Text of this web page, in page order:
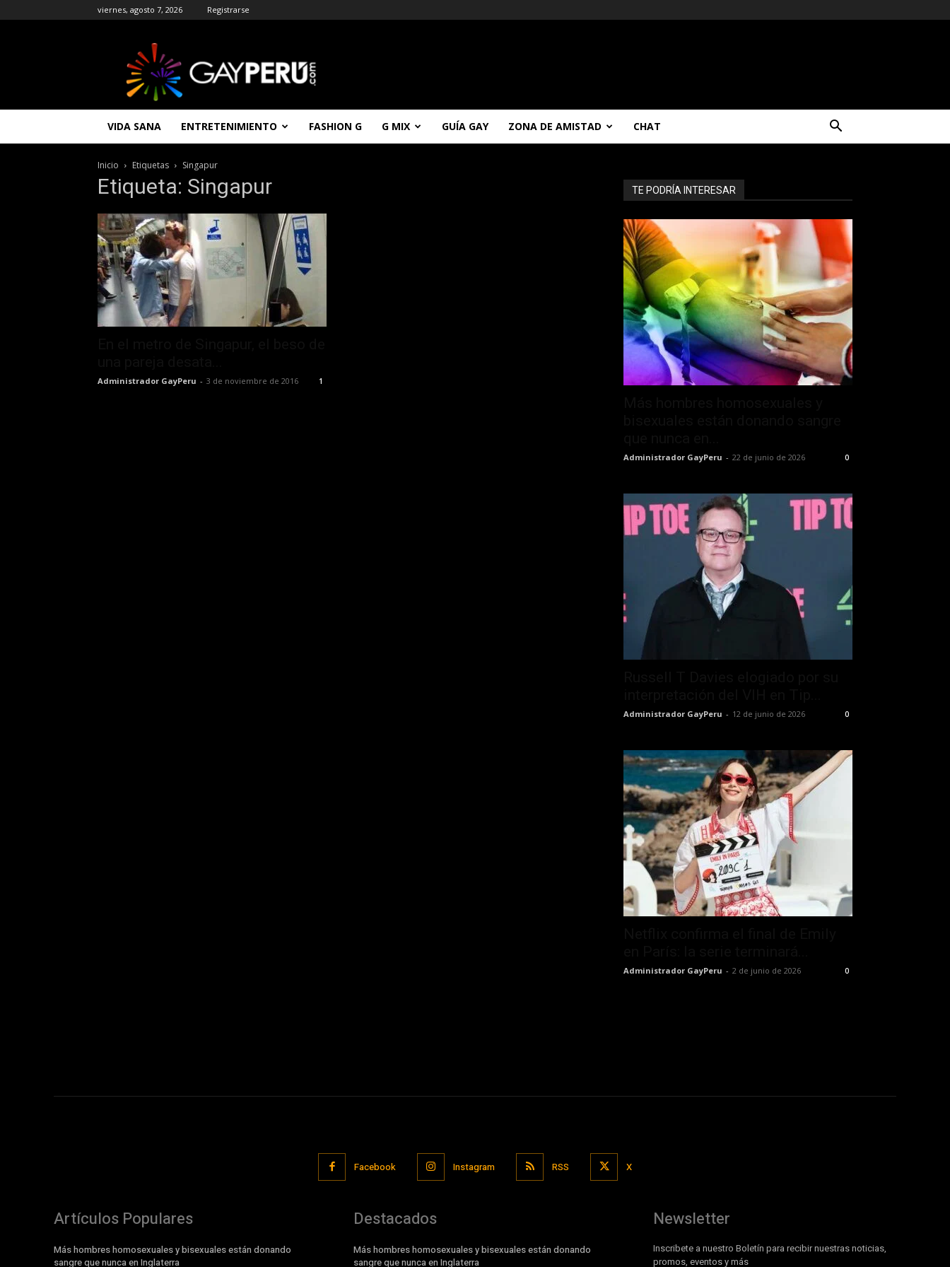
viernes, agosto 7, 2026 Registrarse
|
Entretenimiento
Noticias
Chat
Gay
Gratis
VIDA SANA ENTRETENIMIENTO FASHION G G MIX GUÍA GAY ZONA DE AMISTAD CHAT
Inicio Etiquetas Singapur
Etiqueta: Singapur
Administrador GayPeru - 3 de noviembre de 2016 1
TE PODRÍA INTERESAR
Administrador GayPeru - 22 de junio de 2026 0
Administrador GayPeru - 12 de junio de 2026 0
Administrador GayPeru - 2 de junio de 2026 0
Facebook Instagram RSS X
Artículos Populares
Más hombres homosexuales y bisexuales están donando
sangre que nunca en Inglaterra
Destacados
Más hombres homosexuales y bisexuales están donando
sangre que nunca en Inglaterra
Newsletter
Inscribete a nuestro Boletín para recibir nuestras noticias,
promos, eventos y más